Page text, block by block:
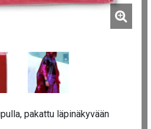
pakattu läpinäkyvään